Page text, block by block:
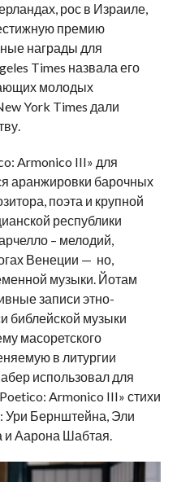
рос в Израиле,
премию
награды для
Times назвала его
молодых
York Times дали
Armonico III» для
аранжировки барочных
поэта и крупной
республики
– мелодий,
Венеции — но,
музыки. Йотам
записи этно-
библейской музыки
масоретского
в литургии
использовал для
Armonico III» стихи
Ури Бернштейна, Эли
и Аарона Шабтая.